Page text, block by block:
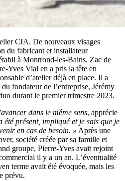
CIA. De nouveaux visages
du fabricant et installateur
à Montrond-les-Bains, Zac de
Yves Vial en a pris la tête en
d’atelier déjà en place. Il a
fondateur de l’entreprise, Jérémy
durant le premier trimestre 2023.
dans le même sens, apprécie
été présent, impliqué et je sais que je
en cas de besoin. » Après une
société créée par sa famille et
groupe, Pierre-Yves avait rejoint
il y a un an. L’éventualité
terme avait été évoquée, mais les
prévu.